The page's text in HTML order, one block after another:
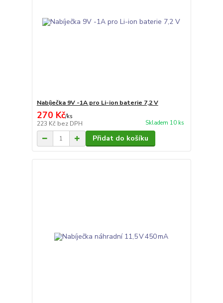
Nabíječka 9V -1A pro Li-ion baterie 7,2 V
270 Kč/ks
223 Kč bez DPH Skladem 10 ks
Přidat do košíku